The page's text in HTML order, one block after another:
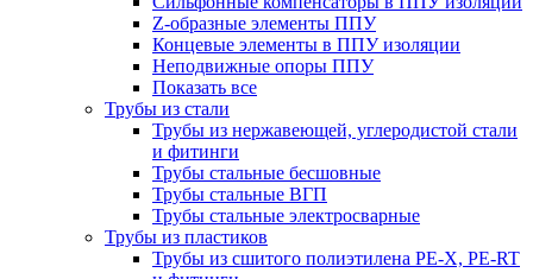
Z-образные элементы ППУ
Концевые элементы в ППУ изоляции
Неподвижные опоры ППУ
Показать все
Трубы из стали
Трубы из нержавеющей, углеродистой стали
и фитинги
Трубы стальные бесшовные
Трубы стальные ВГП
Трубы стальные электросварные
Трубы из пластиков
Трубы из сшитого полиэтилена PE-X, PE-RT